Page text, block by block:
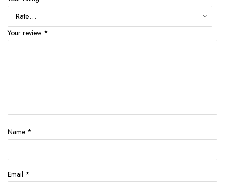
Your review *
Name *
Email *